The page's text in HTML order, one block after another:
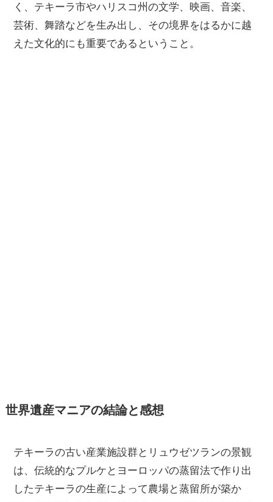
く、テキーラ市やハリスコ州の文学、映画、音楽、
芸術、舞踏などを生み出し、その境界をはるかに越
えた文化的にも重要であるということ。
世界遺産マニアの結論と感想
テキーラの古い産業施設群とリュウゼツランの景観
は、伝統的なプルケとヨーロッパの蒸留法で作り出
したテキーラの生産によって農場と蒸留所が築か